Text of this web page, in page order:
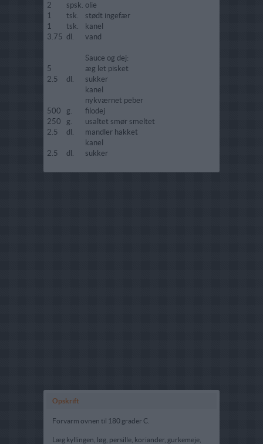
2
spsk. olie
1
tsk.
stødt ingefær
1
tsk.
kanel
3.75 dl. vand
Sauce og dej:
5
æg let pisket
2.5
dl.
sukker
kanel
nykværnet peber
500
g.
filodej
250
g.
usaltet smør smeltet
2.5
dl.
mandler hakket
kanel
2.5
dl. sukker
Opskrift
Forvarm ovnen til 180 grader C.
Læg kyllingen, løg, persille, koriander, gurkemeje,